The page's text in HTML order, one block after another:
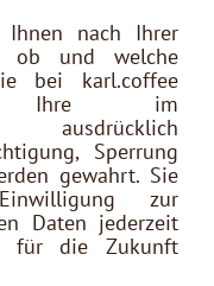
Ihnen nach Ihrer
ob und welche
bei karl.coffee
Ihre im
ausdrücklich
Sperrung
gewahrt. Sie
zur
Daten jederzeit
für die Zukunft